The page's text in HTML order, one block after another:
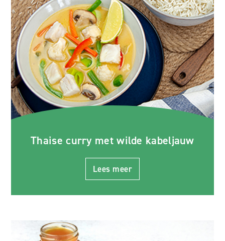
Thaise curry met wilde kabeljauw
Lees meer